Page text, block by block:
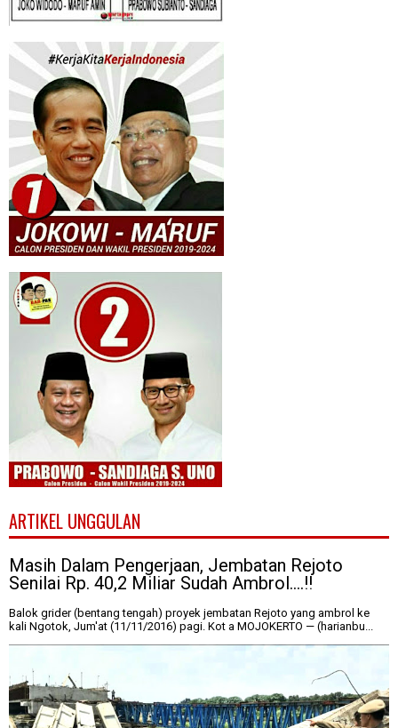
ARTIKEL UNGGULAN
Masih Dalam Pengerjaan, Jembatan Rejoto
Senilai Rp. 40,2 Miliar Sudah Ambrol....!!
Balok grider (bentang tengah) proyek jembatan Rejoto yang ambrol ke
kali Ngotok, Jum'at (11/11/2016) pagi. Kot a MOJOKERTO — (harianbu...